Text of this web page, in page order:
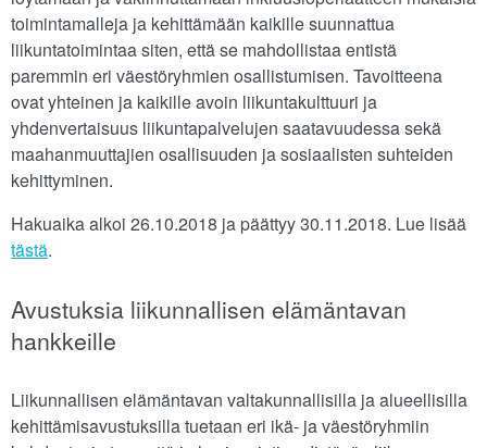
toimintamalleja ja kehittämään kaikille suunnattua
liikuntatoimintaa siten, että se mahdollistaa entistä
paremmin eri väestöryhmien osallistumisen. Tavoitteena
ovat yhteinen ja kaikille avoin liikuntakulttuuri ja
yhdenvertaisuus liikuntapalvelujen saatavuudessa sekä
maahanmuuttajien osallisuuden ja sosiaalisten suhteiden
kehittyminen.
Hakuaika alkoi 26.10.2018 ja päättyy 30.11.2018. Lue lisää
tästä.
Avustuksia liikunnallisen elämäntavan
hankkeille
Liikunnallisen elämäntavan valtakunnallisilla ja alueellisilla
kehittämisavustuksilla tuetaan eri ikä- ja väestöryhmiin